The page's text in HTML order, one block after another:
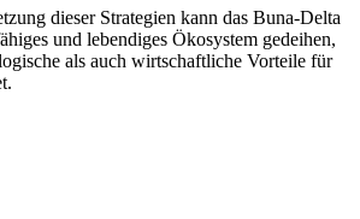
dieser Strategien kann das Buna-Delta
und lebendiges Ökosystem gedeihen,
als auch wirtschaftliche Vorteile für